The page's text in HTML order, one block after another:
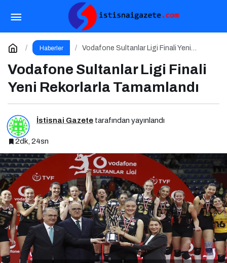
Haberler
Vodafone Sultanlar Ligi Finali Yeni
Vodafone Sultanlar Ligi Finali
Yeni Rekorlarla Tamamlandı
İstisnai Gazete tarafından yayınlandı
2dk, 24sn
Dijital Dünyada Sağlık ve Eğitim İçeriklerinin
Önemi
Yorum Yap